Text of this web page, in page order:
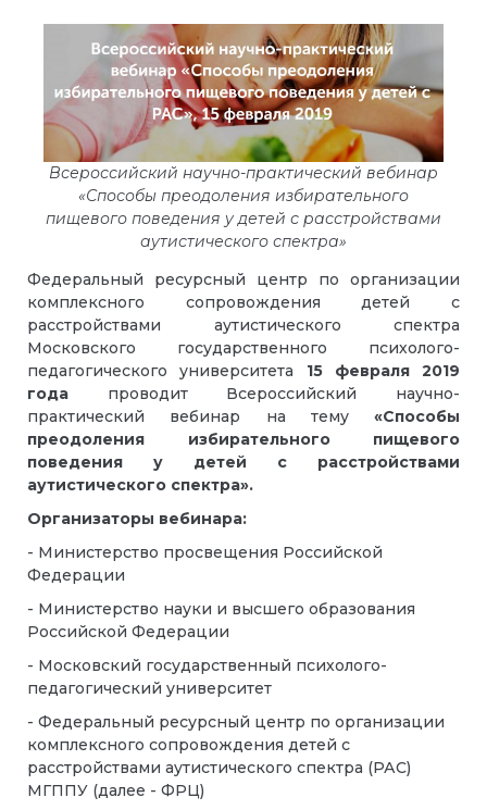
Всероссийский научно-практический вебинар
«Способы преодоления избирательного
пищевого поведения у детей с расстройствами
аутистического спектра»
Федеральный ресурсный центр по организации
комплексного сопровождения детей с
расстройствами аутистического спектра
Московского государственного психолого-
педагогического университета 15 февраля 2019
года проводит Всероссийский научно-
практический вебинар на тему«Способы
преодоления избирательного пищевого
поведения у детей с расстройствами
аутистического спектра».
Организаторы вебинара:
- Министерство просвещения Российской
Федерации
- Министерство науки и высшего образования
Российской Федерации
- Московский государственный психолого-
педагогический университет
- Федеральный ресурсный центр по организации
комплексного сопровождения детей с
расстройствами аутистического спектра (РАС)
МГППУ (далее - ФРЦ)